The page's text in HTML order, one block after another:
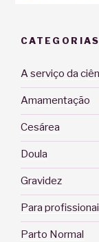
CATEGORIAS
A serviço da
Amamentação
Cesárea
Doula
Gravidez
Para
Parto Normal